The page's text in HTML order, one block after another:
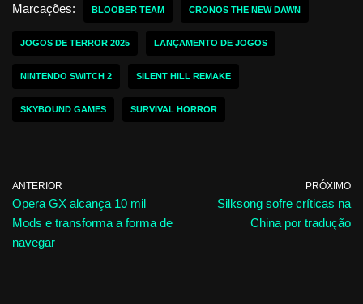
Marcações: BLOOBER TEAM CRONOS THE NEW DAWN
JOGOS DE TERROR 2025 LANÇAMENTO DE JOGOS
NINTENDO SWITCH 2 SILENT HILL REMAKE
SKYBOUND GAMES SURVIVAL HORROR
ANTERIOR
Opera GX alcança 10 mil
Mods e transforma a forma de
navegar
PRÓXIMO
Silksong sofre críticas na
China por tradução